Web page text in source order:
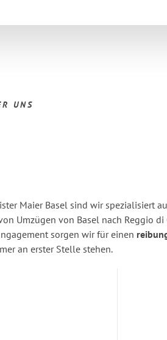
UNS
Maier Basel sind wir spezialisiert
Umzügen von Basel nach Reggio
sorgen wir für einen
an erster Stelle stehen.